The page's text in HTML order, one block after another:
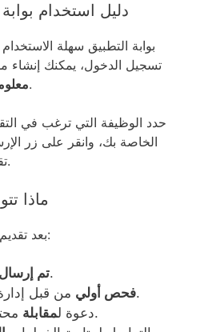
دليل استخدام بوابة
بوابة التطبيق سهلة
تسجيل الدخول، يمكنك
للتقديمات المستقبلية.
حدد الوظيفة التي ترغب في
الخاصة بك، وانقر على زر
تقديمك مباشرة على البوابة.
ماذا
بعد تقديم طلبك، هذا ما يحدث عادةً:
تمإليك.
فحص أوليمن قبل إدارة الموارد البشرية.
دعوة لمقابلة
محتملة إذا تم قبولك.